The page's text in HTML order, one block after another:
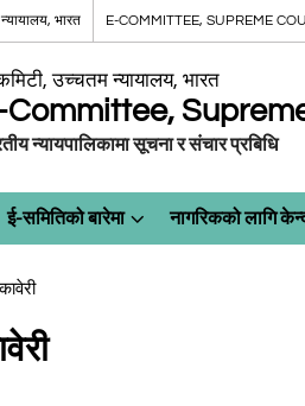
भारत E-COMMITTEE, SUPREME
उच्चतम न्यायालय, भारत
Committee,
न्यायपालिकामा सूचना र संचार प्रबिधि
ई-समितिको बारेमा नागरिकको लागि